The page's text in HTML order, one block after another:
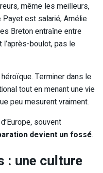
même les meilleurs,
est salarié, Amélie
Breton entraîne entre
l’après-boulot, pas le
Terminer dans le
tout en menant une vie
peu mesurent vraiment.
souvent
devient un fossé.
: une culture